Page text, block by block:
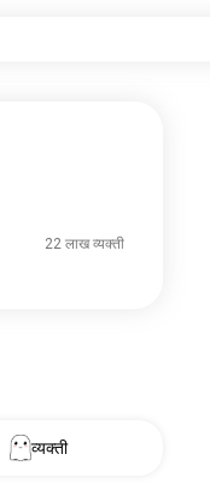
22 लाख व्यक्ती
व्यक्ती